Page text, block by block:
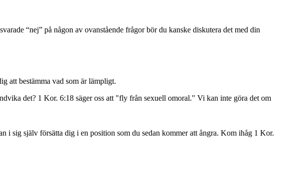
“nej” på någon av ovanstående frågor bör du kanske diskutera det med din
att bestämma vad som är lämpligt.
det? 1 Kor. 6:18 säger oss att "fly från sexuell omoral." Vi kan inte göra det om
i sig själv försätta dig i en position som du sedan kommer att ångra. Kom ihåg 1 Kor.